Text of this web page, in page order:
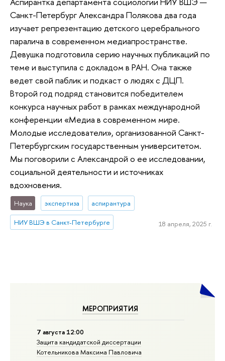
МЕРОПРИЯТИЯ
7 августа 12:00
Защита кандидатской диссертации
Котельникова Максима Павловича
Санкт-Петербург Александра Полякова два года
изучает репрезентацию детского церебрального
паралича в современном медиапространстве.
Девушка подготовила серию научных публикаций по
теме и выступила с докладом в РАН. Она также
ведет свой паблик и подкаст о людях с ДЦП.
Второй год подряд становится победителем
конкурса научных работ в рамках международной
конференции «Медиа в современном мире.
Молодые исследователи», организованной Санкт-
Петербургским государственным университетом.
Мы поговорили с Александрой о ее исследовании,
социальной деятельности и источниках
вдохновения.
Наука экспертиза аспирантура
НИУ ВШЭ в Санкт-Петербурге 18 апреля, 2025 г.